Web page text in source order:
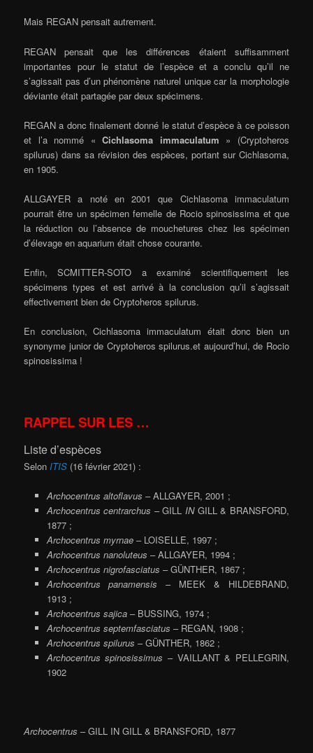
Mais REGAN pensait autrement.
REGAN pensait que les différences étaient suffisamment
importantes pour le statut de l’espèce et a conclu qu’il ne
s’agissait pas d’un phénomène naturel unique car la morphologie
déviante était partagée par deux spécimens.
REGAN a donc finalement donné le statut d’espèce à ce poisson
et l’a nommé «Cichlasoma immaculatum » (Cryptoheros
spilurus) dans sa révision des espèces, portant sur Cichlasoma,
en 1905.
ALLGAYER a noté en 2001 que Cichlasoma immaculatum
pourrait être un spécimen femelle de Rocio spinosissima et que
la réduction ou l’absence de mouchetures chez les spécimen
d’élevage en aquarium était chose courante.
Enfin, SCMITTER-SOTO a examiné scientifiquement les
spécimens types et est arrivé à la conclusion qu’il s’agissait
effectivement bien de Cryptoheros spilurus.
En conclusion, Cichlasoma immaculatum était donc bien un
synonyme junior de Cryptoheros spilurus.et aujourd’hui, de Rocio
spinosissima !
RAPPEL SUR LES …
Liste d’espèces
SelonITIS (16 février 2021) :
Archocentrus altoflavus – ALLGAYER, 2001 ;
Archocentrus centrarchus – GILLINGILL & BRANSFORD,
1877 ;
Archocentrus myrnae– LOISELLE, 1997 ;
Archocentrus nanoluteus – ALLGAYER, 1994 ;
Archocentrus nigrofasciatus – GÜNTHER, 1867 ;
Archocentrus panamensis – MEEK & HILDEBRAND,
1913 ;
Archocentrus sajica– BUSSING, 1974 ;
Archocentrus septemfasciatus – REGAN, 1908 ;
Archocentrus spilurus – GÜNTHER, 1862 ;
Archocentrus spinosissimus – VAILLANT & PELLEGRIN,
1902
Archocentrus – GILL IN GILL & BRANSFORD, 1877